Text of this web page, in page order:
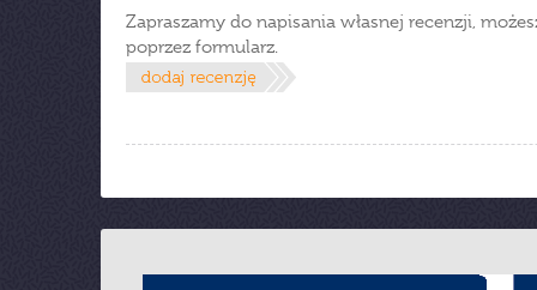
Zapraszamy do napisania własnej recenzji,
poprzez formularz.